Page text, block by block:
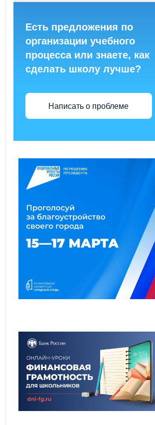
Есть предложения по
организации учебного
процесса или знаете, как
сделать школу лучше?
Написать о проблеме